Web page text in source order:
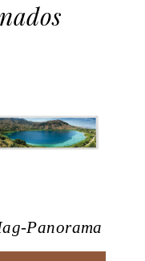
Panorama